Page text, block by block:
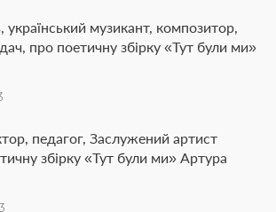
український музикант, композитор,
про поетичну збірку «Тут були ми»
педагог, Заслужений артист
збірку «Тут були ми» Артура